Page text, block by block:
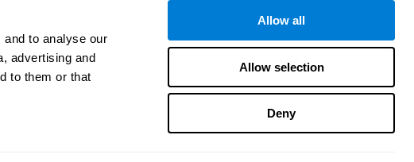
to analyse our
advertising and
to them or that
Allow all
Allow selection
Deny
Igrice Memorije
i Mentalna Razonoda
Brain Battles
Pomoć
Izjava o pristupačnosti